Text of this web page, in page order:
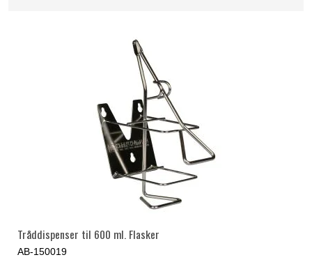
Tråddispenser til 600 ml. Flasker
AB-150019